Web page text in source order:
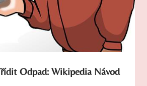
Odpad: Wikipedia Návod